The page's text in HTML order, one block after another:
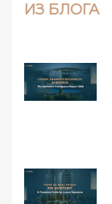
ИЗ БЛОГА